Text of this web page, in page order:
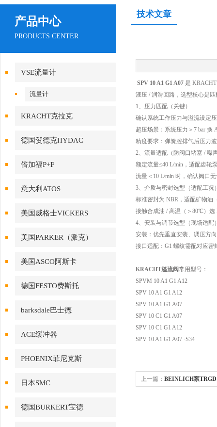
产品中心
PRODUCTS CENTER
VSE流量计
流量计
KRACHT克拉克
德国贺德克HYDAC
倍加福P+F
意大利ATOS
美国威格士VICKERS
美国PARKER（派克）
美国ASCO阿斯卡
德国FESTO费斯托
barksdale巴士德
ACE缓冲器
PHOENIX菲尼克斯
日本SMC
德国BURKERT宝德
技术文章
SPV 10 A1 G1 A07 是
液压 / 润滑回路，选型核心是
1、压力匹配（关键）
确认系统工作压力与溢流设定
超压场景：系统压力＞7 bar 换
精度要求：弹簧腔排气后压力
2、流量适配（防阀口堵塞 / 噪
额定流量≤40 L/min，适配齿轮
流量＜10 L/min 时，确认阀口
3、介质与密封选型（适配工况
标准密封为 NBR，适配矿物油
接触合成油 / 高温（＞80℃）
4、安装与调节选型（现场适配
安装：优先垂直安装、调压方
接口适配：G1 螺纹需配对应
KRACHT溢流阀常用型号：
SPVM 10 A1 G1 A12
SPV 10 A1 G1 A12
SPV 10 A1 G1 A07
SPV 10 C1 G1 A07
SPV 10 C1 G1 A12
SPV 10 A1 G1 A07 -S34
上一篇： BEINLICH泵TRGD